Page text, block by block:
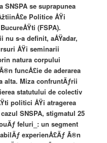
se suprapunea
Politice ÅŸi
(FSPA).
nu s-a definit, aÅŸadar,
ÅŸi seminarii
natura corpului
funcÅ£ie de aderarea
alta. Miza confruntÄƒrii
statutului de colectiv
politici ÅŸi atragerea
SNSPA, stigmatul 25
feluri_: un segment
experienÅ£Äƒ Ã®n